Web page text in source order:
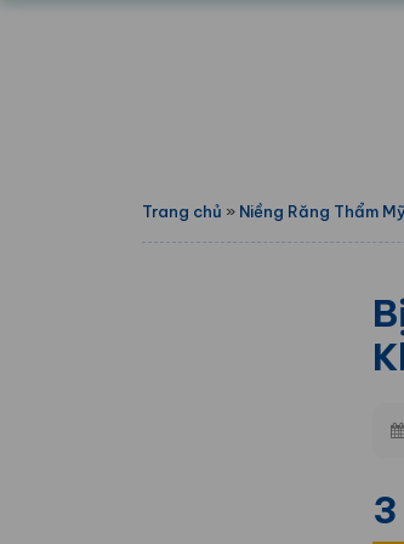
Trang chủ » Niềng Răng Thẩm Mỹ